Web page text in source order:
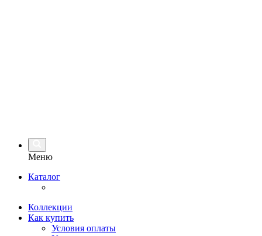
Меню
Каталог
Коллекции
Как купить
Условия оплаты